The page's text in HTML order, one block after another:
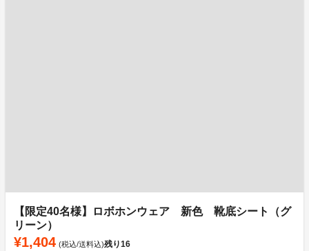
【限定40名様】ロボホンウェア 新色 靴底シート（グ
リーン）
¥1,404 (税込/送料込)残り16